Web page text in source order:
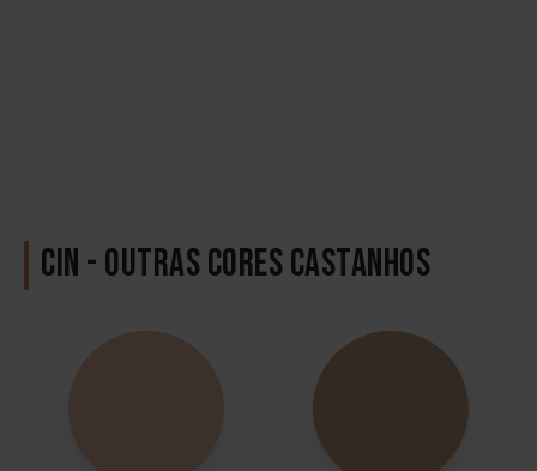
CIN - OUTRAS CORES CASTANHOS